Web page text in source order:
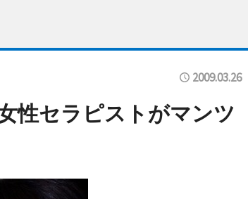
2009.03.26
性セラピストがマンツ